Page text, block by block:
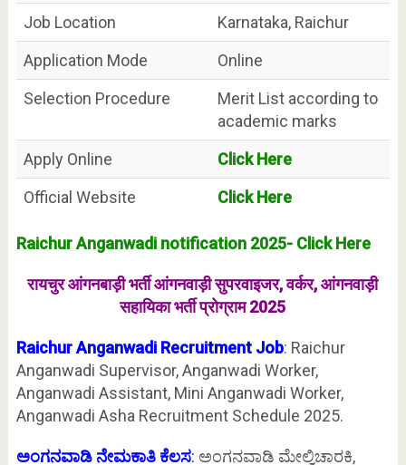
Job Location
Karnataka, Raichur
Application Mode
Online
Selection Procedure
Merit List according to
academic marks
Apply Online
Click Here
Official Website
Click Here
Raichur Anganwadi notification 2025- Click Here
रायचुर आंगनबाड़ी भर्ती आंगनवाड़ी सुपरवाइजर, वर्कर, आंगनवाड़ी
सहायिका भर्ती प्रोग्राम 2025
Raichur Anganwadi Recruitment Job: Raichur
Anganwadi Supervisor, Anganwadi Worker,
Anganwadi Assistant, Mini Anganwadi Worker,
Anganwadi Asha Recruitment Schedule 2025.
ಅಂಗನವಾಡಿ ನೇಮಕಾತಿ ಕೆಲಸ: ಅಂಗನವಾಡಿ ಮೇಲ್ವಿಚಾರಕಿ,